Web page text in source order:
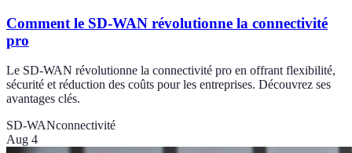
Comment le SD-WAN révolutionne la connectivité
pro
Le SD-WAN révolutionne la connectivité pro en offrant flexibilité,
sécurité et réduction des coûts pour les entreprises. Découvrez ses
avantages clés.
SD-WANconnectivité
Aug 4